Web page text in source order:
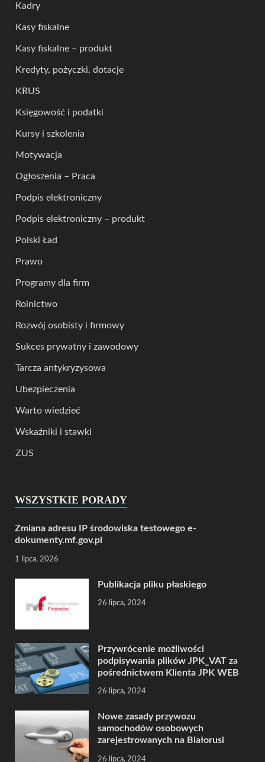
Kadry
Kasy fiskalne
Kasy fiskalne – produkt
Kredyty, pożyczki, dotacje
KRUS
Księgowość i podatki
Kursy i szkolenia
Motywacja
Ogłoszenia – Praca
Podpis elektroniczny
Podpis elektroniczny – produkt
Polski Ład
Prawo
Programy dla firm
Rolnictwo
Rozwój osobisty i firmowy
Sukces prywatny i zawodowy
Tarcza antykryzysowa
Ubezpieczenia
Warto wiedzieć
Wskaźniki i stawki
ZUS
WSZYSTKIE PORADY
Zmiana adresu IP środowiska testowego e-
dokumenty.mf.gov.pl
1 lipca, 2026
Publikacja pliku płaskiego
26 lipca, 2024
Przywrócenie możliwości
podpisywania plików JPK_VAT za
pośrednictwem Klienta JPK WEB
26 lipca, 2024
Nowe zasady przywozu
samochodów osobowych
zarejestrowanych na Białorusi
26 lipca, 2024